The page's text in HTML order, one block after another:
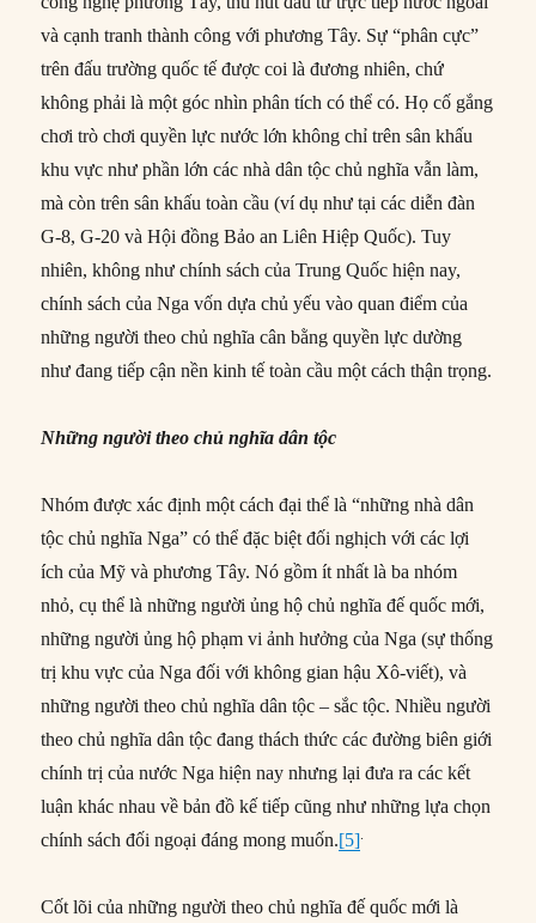
và cạnh tranh thành công với phương Tây. Sự “phân cực”
trên đấu trường quốc tế được coi là đương nhiên, chứ
không phải là một góc nhìn phân tích có thể có. Họ cố gắng
chơi trò chơi quyền lực nước lớn không chỉ trên sân khấu
khu vực như phần lớn các nhà dân tộc chủ nghĩa vẫn làm,
mà còn trên sân khấu toàn cầu (ví dụ như tại các diễn đàn
G-8, G-20 và Hội đồng Bảo an Liên Hiệp Quốc). Tuy
nhiên, không như chính sách của Trung Quốc hiện nay,
chính sách của Nga vốn dựa chủ yếu vào quan điểm của
những người theo chủ nghĩa cân bằng quyền lực dường
như đang tiếp cận nền kinh tế toàn cầu một cách thận trọng.
Những người theo chủ nghĩa dân tộc
Nhóm được xác định một cách đại thể là “những nhà dân
tộc chủ nghĩa Nga” có thể đặc biệt đối nghịch với các lợi
ích của Mỹ và phương Tây. Nó gồm ít nhất là ba nhóm
nhỏ, cụ thể là những người ủng hộ chủ nghĩa đế quốc mới,
những người ủng hộ phạm vi ảnh hưởng của Nga (sự thống
trị khu vực của Nga đối với không gian hậu Xô-viết), và
những người theo chủ nghĩa dân tộc – sắc tộc. Nhiều người
theo chủ nghĩa dân tộc đang thách thức các đường biên giới
chính trị của nước Nga hiện nay nhưng lại đưa ra các kết
luận khác nhau về bản đồ kế tiếp cũng như những lựa chọn
chính sách đối ngoại đáng mong muốn.[5] .
Cốt lõi của những người theo chủ nghĩa đế quốc mới là